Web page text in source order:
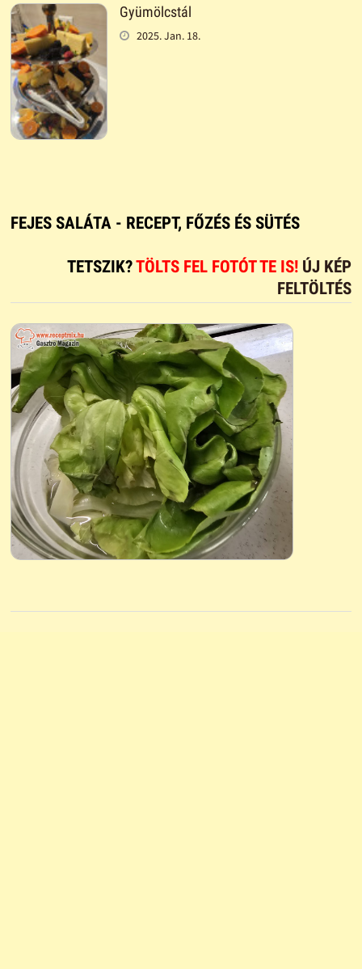
Gyümölcstál
2025. Jan. 18.
FEJES SALÁTA - RECEPT, FŐZÉS ÉS SÜTÉS
TETSZIK?TÖLTS FEL FOTÓT TE IS! ÚJ KÉP
FELTÖLTÉS